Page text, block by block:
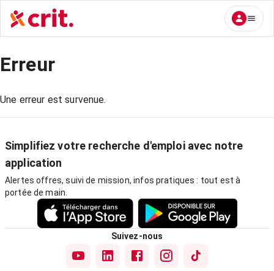
Erreur
Une erreur est survenue.
Simplifiez votre recherche d'emploi avec notre
application
Alertes offres, suivi de mission, infos pratiques : tout est à
portée de main.
Suivez-nous